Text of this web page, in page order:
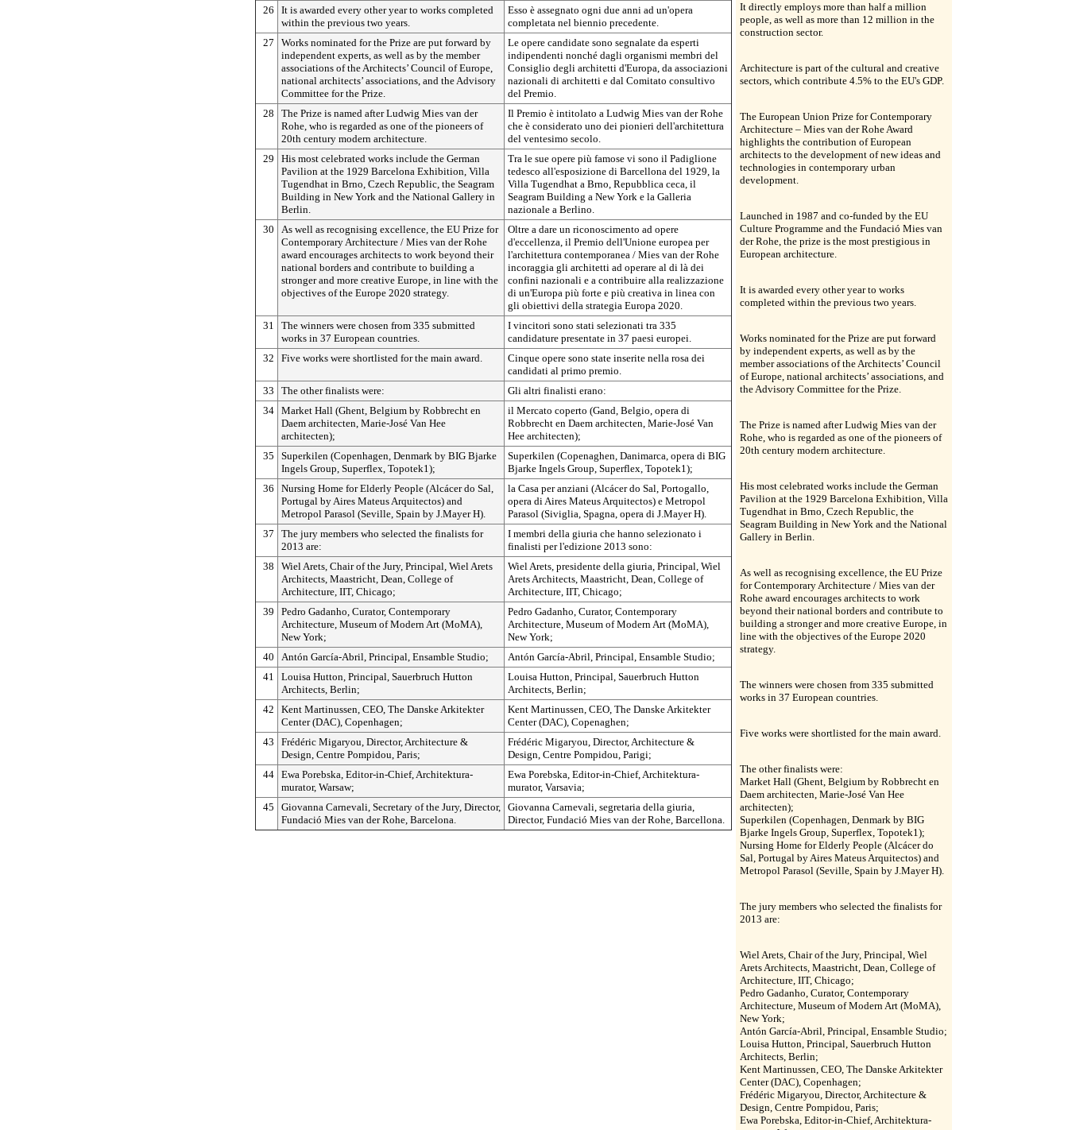
26
It is awarded every other year to works completed
within the previous two years.
Esso è assegnato ogni due anni ad un'opera
completata nel biennio precedente.
27
Works nominated for the Prize are put forward by
independent experts, as well as by the member
associations of the Architects’ Council of Europe,
national architects’ associations, and the Advisory
Committee for the Prize.
Le opere candidate sono segnalate da esperti
indipendenti nonché dagli organismi membri del
Consiglio degli architetti d'Europa, da associazioni
nazionali di architetti e dal Comitato consultivo
del Premio.
28
The Prize is named after Ludwig Mies van der
Rohe, who is regarded as one of the pioneers of
20th century modern architecture.
Il Premio è intitolato a Ludwig Mies van der Rohe
che è considerato uno dei pionieri dell'architettura
del ventesimo secolo.
29
His most celebrated works include the German
Pavilion at the 1929 Barcelona Exhibition, Villa
Tugendhat in Brno, Czech Republic, the Seagram
Building in New York and the National Gallery in
Berlin.
Tra le sue opere più famose vi sono il Padiglione
tedesco all'esposizione di Barcellona del 1929, la
Villa Tugendhat a Brno, Repubblica ceca, il
Seagram Building a New York e la Galleria
nazionale a Berlino.
30
As well as recognising excellence, the EU Prize for
Contemporary Architecture / Mies van der Rohe
award encourages architects to work beyond their
national borders and contribute to building a
stronger and more creative Europe, in line with the
objectives of the Europe 2020 strategy.
Oltre a dare un riconoscimento ad opere
d'eccellenza, il Premio dell'Unione europea per
l'architettura contemporanea / Mies van der Rohe
incoraggia gli architetti ad operare al di là dei
confini nazionali e a contribuire alla realizzazione
di un'Europa più forte e più creativa in linea con
gli obiettivi della strategia Europa 2020.
31
The winners were chosen from 335 submitted
works in 37 European countries.
I vincitori sono stati selezionati tra 335
candidature presentate in 37 paesi europei.
32
Five works were shortlisted for the main award.
Cinque opere sono state inserite nella rosa dei
candidati al primo premio.
33
The other finalists were:
Gli altri finalisti erano:
34 Market Hall (Ghent, Belgium by Robbrecht en
Daem architecten, Marie-José Van Hee
architecten);
il Mercato coperto (Gand, Belgio, opera di
Robbrecht en Daem architecten, Marie-José Van
Hee architecten);
35
Superkilen (Copenhagen, Denmark by BIG Bjarke
Ingels Group, Superflex, Topotek1);
Superkilen (Copenaghen, Danimarca, opera di BIG
Bjarke Ingels Group, Superflex, Topotek1);
36
Nursing Home for Elderly People (Alcácer do Sal,
Portugal by Aires Mateus Arquitectos) and
Metropol Parasol (Seville, Spain by J.Mayer H).
la Casa per anziani (Alcácer do Sal, Portogallo,
opera di Aires Mateus Arquitectos) e Metropol
Parasol (Siviglia, Spagna, opera di J.Mayer H).
37
The jury members who selected the finalists for
2013 are:
I membri della giuria che hanno selezionato i
finalisti per l'edizione 2013 sono:
38
Wiel Arets, Chair of the Jury, Principal, Wiel Arets
Architects, Maastricht, Dean, College of
Architecture, IIT, Chicago;
Wiel Arets, presidente della giuria, Principal, Wiel
Arets Architects, Maastricht, Dean, College of
Architecture, IIT, Chicago;
39
Pedro Gadanho, Curator, Contemporary
Architecture, Museum of Modern Art (MoMA),
New York;
Pedro Gadanho, Curator, Contemporary
Architecture, Museum of Modern Art (MoMA),
New York;
40
Antón García-Abril, Principal, Ensamble Studio;
Antón García-Abril, Principal, Ensamble Studio;
41
Louisa Hutton, Principal, Sauerbruch Hutton
Architects, Berlin;
Louisa Hutton, Principal, Sauerbruch Hutton
Architects, Berlin;
42
Kent Martinussen, CEO, The Danske Arkitekter
Center (DAC), Copenhagen;
Kent Martinussen, CEO, The Danske Arkitekter
Center (DAC), Copenaghen;
43
Frédéric Migaryou, Director, Architecture &
Design, Centre Pompidou, Paris;
Frédéric Migaryou, Director, Architecture &
Design, Centre Pompidou, Parigi;
44 Ewa Porebska, Editor-in-Chief, Architektura-
murator, Warsaw;
Ewa Porebska, Editor-in-Chief, Architektura-
murator, Varsavia;
45
Giovanna Carnevali, Secretary of the Jury, Director,
Fundació Mies van der Rohe, Barcelona.
Giovanna Carnevali, segretaria della giuria,
Director, Fundació Mies van der Rohe, Barcellona.
It directly employs more than half a million
people, as well as more than 12 million in the
construction sector.
Architecture is part of the cultural and creative
sectors, which contribute 4.5% to the EU's GDP.
The European Union Prize for Contemporary
Architecture – Mies van der Rohe Award
highlights the contribution of European
architects to the development of new ideas and
technologies in contemporary urban
development.
Launched in 1987 and co-funded by the EU
Culture Programme and the Fundació Mies van
der Rohe, the prize is the most prestigious in
European architecture.
It is awarded every other year to works
completed within the previous two years.
Works nominated for the Prize are put forward
by independent experts, as well as by the
member associations of the Architects’ Council
of Europe, national architects’ associations, and
the Advisory Committee for the Prize.
The Prize is named after Ludwig Mies van der
Rohe, who is regarded as one of the pioneers of
20th century modern architecture.
His most celebrated works include the German
Pavilion at the 1929 Barcelona Exhibition, Villa
Tugendhat in Brno, Czech Republic, the
Seagram Building in New York and the National
Gallery in Berlin.
As well as recognising excellence, the EU Prize
for Contemporary Architecture / Mies van der
Rohe award encourages architects to work
beyond their national borders and contribute to
building a stronger and more creative Europe, in
line with the objectives of the Europe 2020
strategy.
The winners were chosen from 335 submitted
works in 37 European countries.
Five works were shortlisted for the main award.
The other finalists were:
Market Hall (Ghent, Belgium by Robbrecht en
Daem architecten, Marie-José Van Hee
architecten);
Superkilen (Copenhagen, Denmark by BIG
Bjarke Ingels Group, Superflex, Topotek1);
Nursing Home for Elderly People (Alcácer do
Sal, Portugal by Aires Mateus Arquitectos) and
Metropol Parasol (Seville, Spain by J.Mayer H).
The jury members who selected the finalists for
2013 are:
Wiel Arets, Chair of the Jury, Principal, Wiel
Arets Architects, Maastricht, Dean, College of
Architecture, IIT, Chicago;
Pedro Gadanho, Curator, Contemporary
Architecture, Museum of Modern Art (MoMA),
New York;
Antón García-Abril, Principal, Ensamble Studio;
Louisa Hutton, Principal, Sauerbruch Hutton
Architects, Berlin;
Kent Martinussen, CEO, The Danske Arkitekter
Center (DAC), Copenhagen;
Frédéric Migaryou, Director, Architecture &
Design, Centre Pompidou, Paris;
Ewa Porebska, Editor-in-Chief, Architektura-